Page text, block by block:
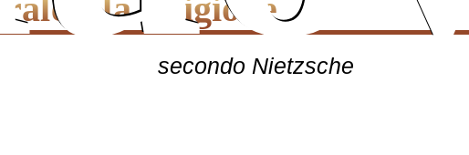
e la religione
secondo Nietzsche